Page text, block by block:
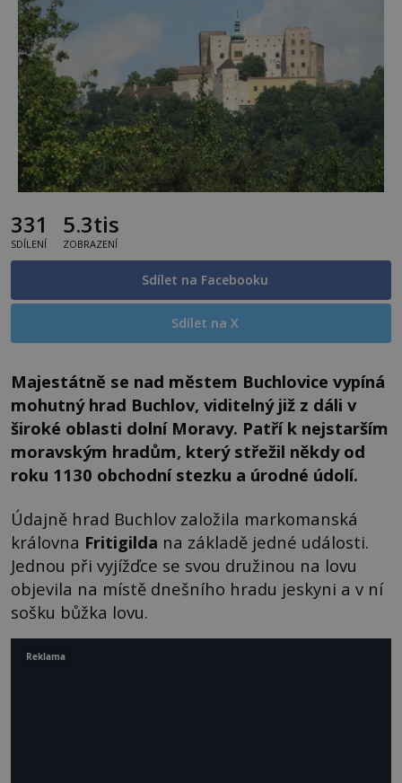
331
SDÍLENÍ
5.3tis
ZOBRAZENÍ
Sdílet na Facebooku
Sdílet na X
Majestátně se nad městem Buchlovice vypíná
mohutný hrad Buchlov, viditelný již z dáli v
široké oblasti dolní Moravy. Patří k nejstarším
moravským hradům, který střežil někdy od
roku 1130 obchodní stezku a úrodné údolí.
Údajně hrad Buchlov založila markomanská
královna Fritigilda na základě jedné události.
Jednou při vyjížďce se svou družinou na lovu
objevila na místě dnešního hradu jeskyni a v ní
sošku bůžka lovu.
Reklama